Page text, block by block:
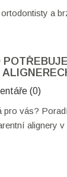
a
(0)
pro vás?
alignery v